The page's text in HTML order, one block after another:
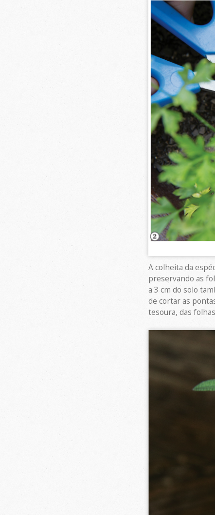
A colheita da
preservando as
a 3 cm do solo
de cortar as
tesoura, das